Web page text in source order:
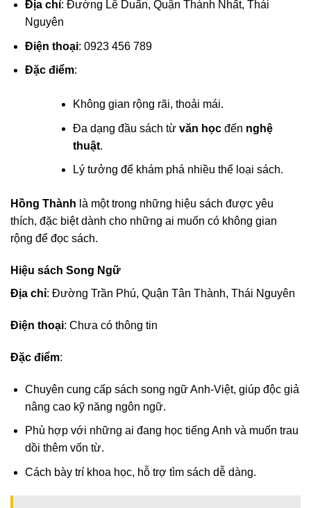
Địa chỉ: Đường Lê Duẩn, Quận Thành Nhất, Thái
Nguyên
Điện thoại: 0923 456 789
Đặc điểm:
Không gian rộng rãi, thoải mái.
Đa dạng đầu sách từ văn họcđến nghệ
thuật.
Lý tưởng để khám phá nhiều thể loại sách.
Hồng Thành là một trong những hiệu sách được yêu
thích, đặc biệt dành cho những ai muốn có không gian
rộng để đọc sách.
Hiệu sách Song Ngữ
Địa chỉ: Đường Trần Phú, Quận Tân Thành, Thái Nguyên
Điện thoại: Chưa có thông tin
Đặc điểm:
Chuyên cung cấp sách song ngữ Anh-Việt, giúp độc giả
nâng cao kỹ năng ngôn ngữ.
Phù hợp với những ai đang học tiếng Anh và muốn trau
dồi thêm vốn từ.
Cách bày trí khoa học, hỗ trợ tìm sách dễ dàng.